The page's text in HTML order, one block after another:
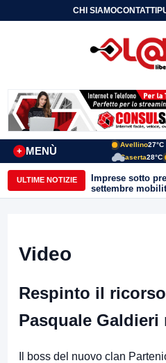
CHI SIAMOCONTATTI
MENÙ
+
Avellino27°C
Caserta28°C
ULTIME NOTIZIE
Imprese sotto
settembre
e Avellino”
Video
Respinto il
Pasquale Galdieri
Il boss del nuovo clan